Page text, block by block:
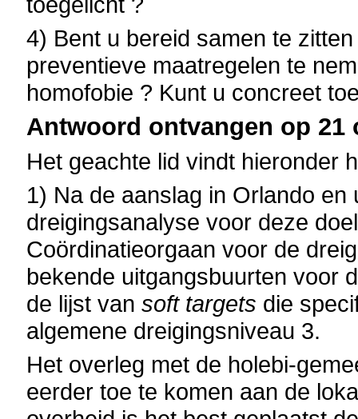
4) Bent u bereid samen te
preventieve maatregelen te
homofobie ? Kunt u concreet
Antwoord ontvangen op 21
Het geachte lid vindt hieronder
1) Na de aanslag in Orlando
dreigingsanalyse voor deze
Coördinatieorgaan voor de
bekende uitgangsbuurten voor
de lijst vansoft targets die
algemene dreigingsniveau 3.
Het overleg met de holebi-
eerder toe te komen aan de